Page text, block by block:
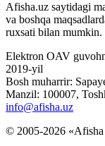
Afisha.uz saytidagi
va boshqa
ruxsati bilan mumkin.
Elektron OAV
2019-yil
Bosh muharrir:
Manzil: 100007,
info@afisha.uz
© 2005-2026